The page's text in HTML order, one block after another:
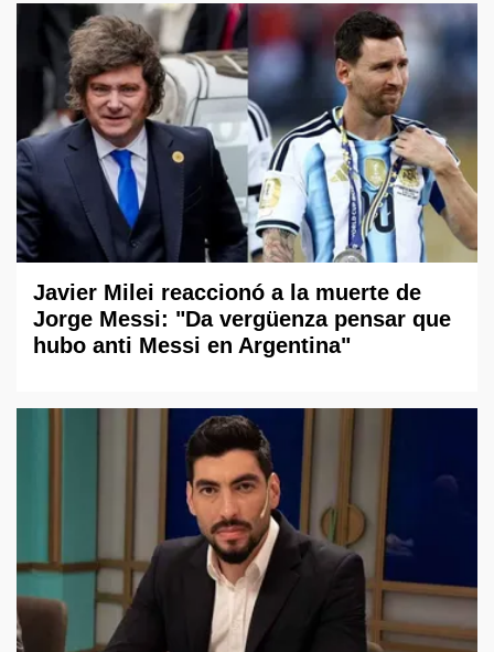
Javier Milei reaccionó a la muerte de
Jorge Messi: "Da vergüenza pensar que
hubo anti Messi en Argentina"